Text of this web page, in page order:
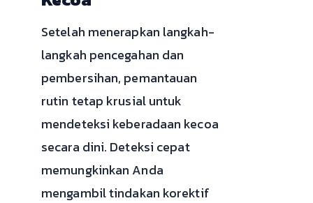
Setelah menerapkan langkah-
langkah pencegahan dan
pembersihan, pemantauan
rutin tetap krusial untuk
mendeteksi keberadaan kecoa
secara dini. Deteksi cepat
memungkinkan Anda
mengambil tindakan korektif